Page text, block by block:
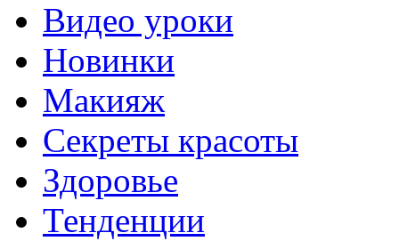
Видео уроки
Новинки
Макияж
Секреты красоты
Здоровье
Тенденции